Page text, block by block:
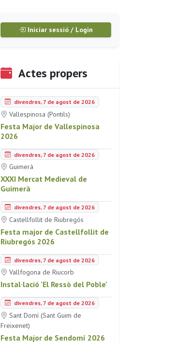
Iniciar sessió / Login
Actes propers
divendres, 7 de agost de 2026
Vallespinosa (Pontils)
Festa Major de Vallespinosa
2026
divendres, 7 de agost de 2026
Guimerà
XXXI Mercat Medieval de
Guimerà
divendres, 7 de agost de 2026
Castellfollit de Riubregós
Festa major de Castellfollit de
Riubregós 2026
divendres, 7 de agost de 2026
Vallfogona de Riucorb
Instal·lació 'El Ressò del Poble'
divendres, 7 de agost de 2026
Sant Domí (Sant Guim de
Freixenet)
Festa Major de Sendomí 2026